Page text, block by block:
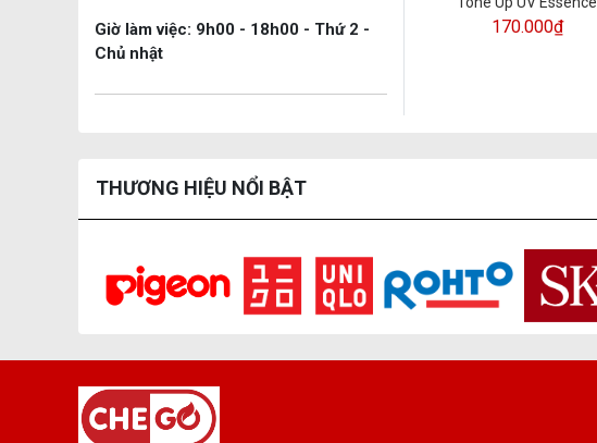
Giờ làm việc: 9h00 - 18h00 - Thứ 2 -
Chủ nhật
SPF50+/PA++++ 80G
170.000₫
THƯƠNG HIỆU NỔI BẬT